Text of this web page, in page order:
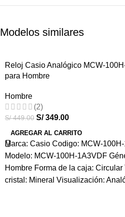
Modelos similares
-22%
Reloj Casio Analógico MCW-
para Hombre
Hombre
(2)
S/449.00 S/349.00
AGREGAR AL CARRITO
Marca: Casio Codigo: MCW-
Modelo: MCW-100H-1A3VDF
Hombre Forma de la caja: Circular
cristal: Mineral Visualización: